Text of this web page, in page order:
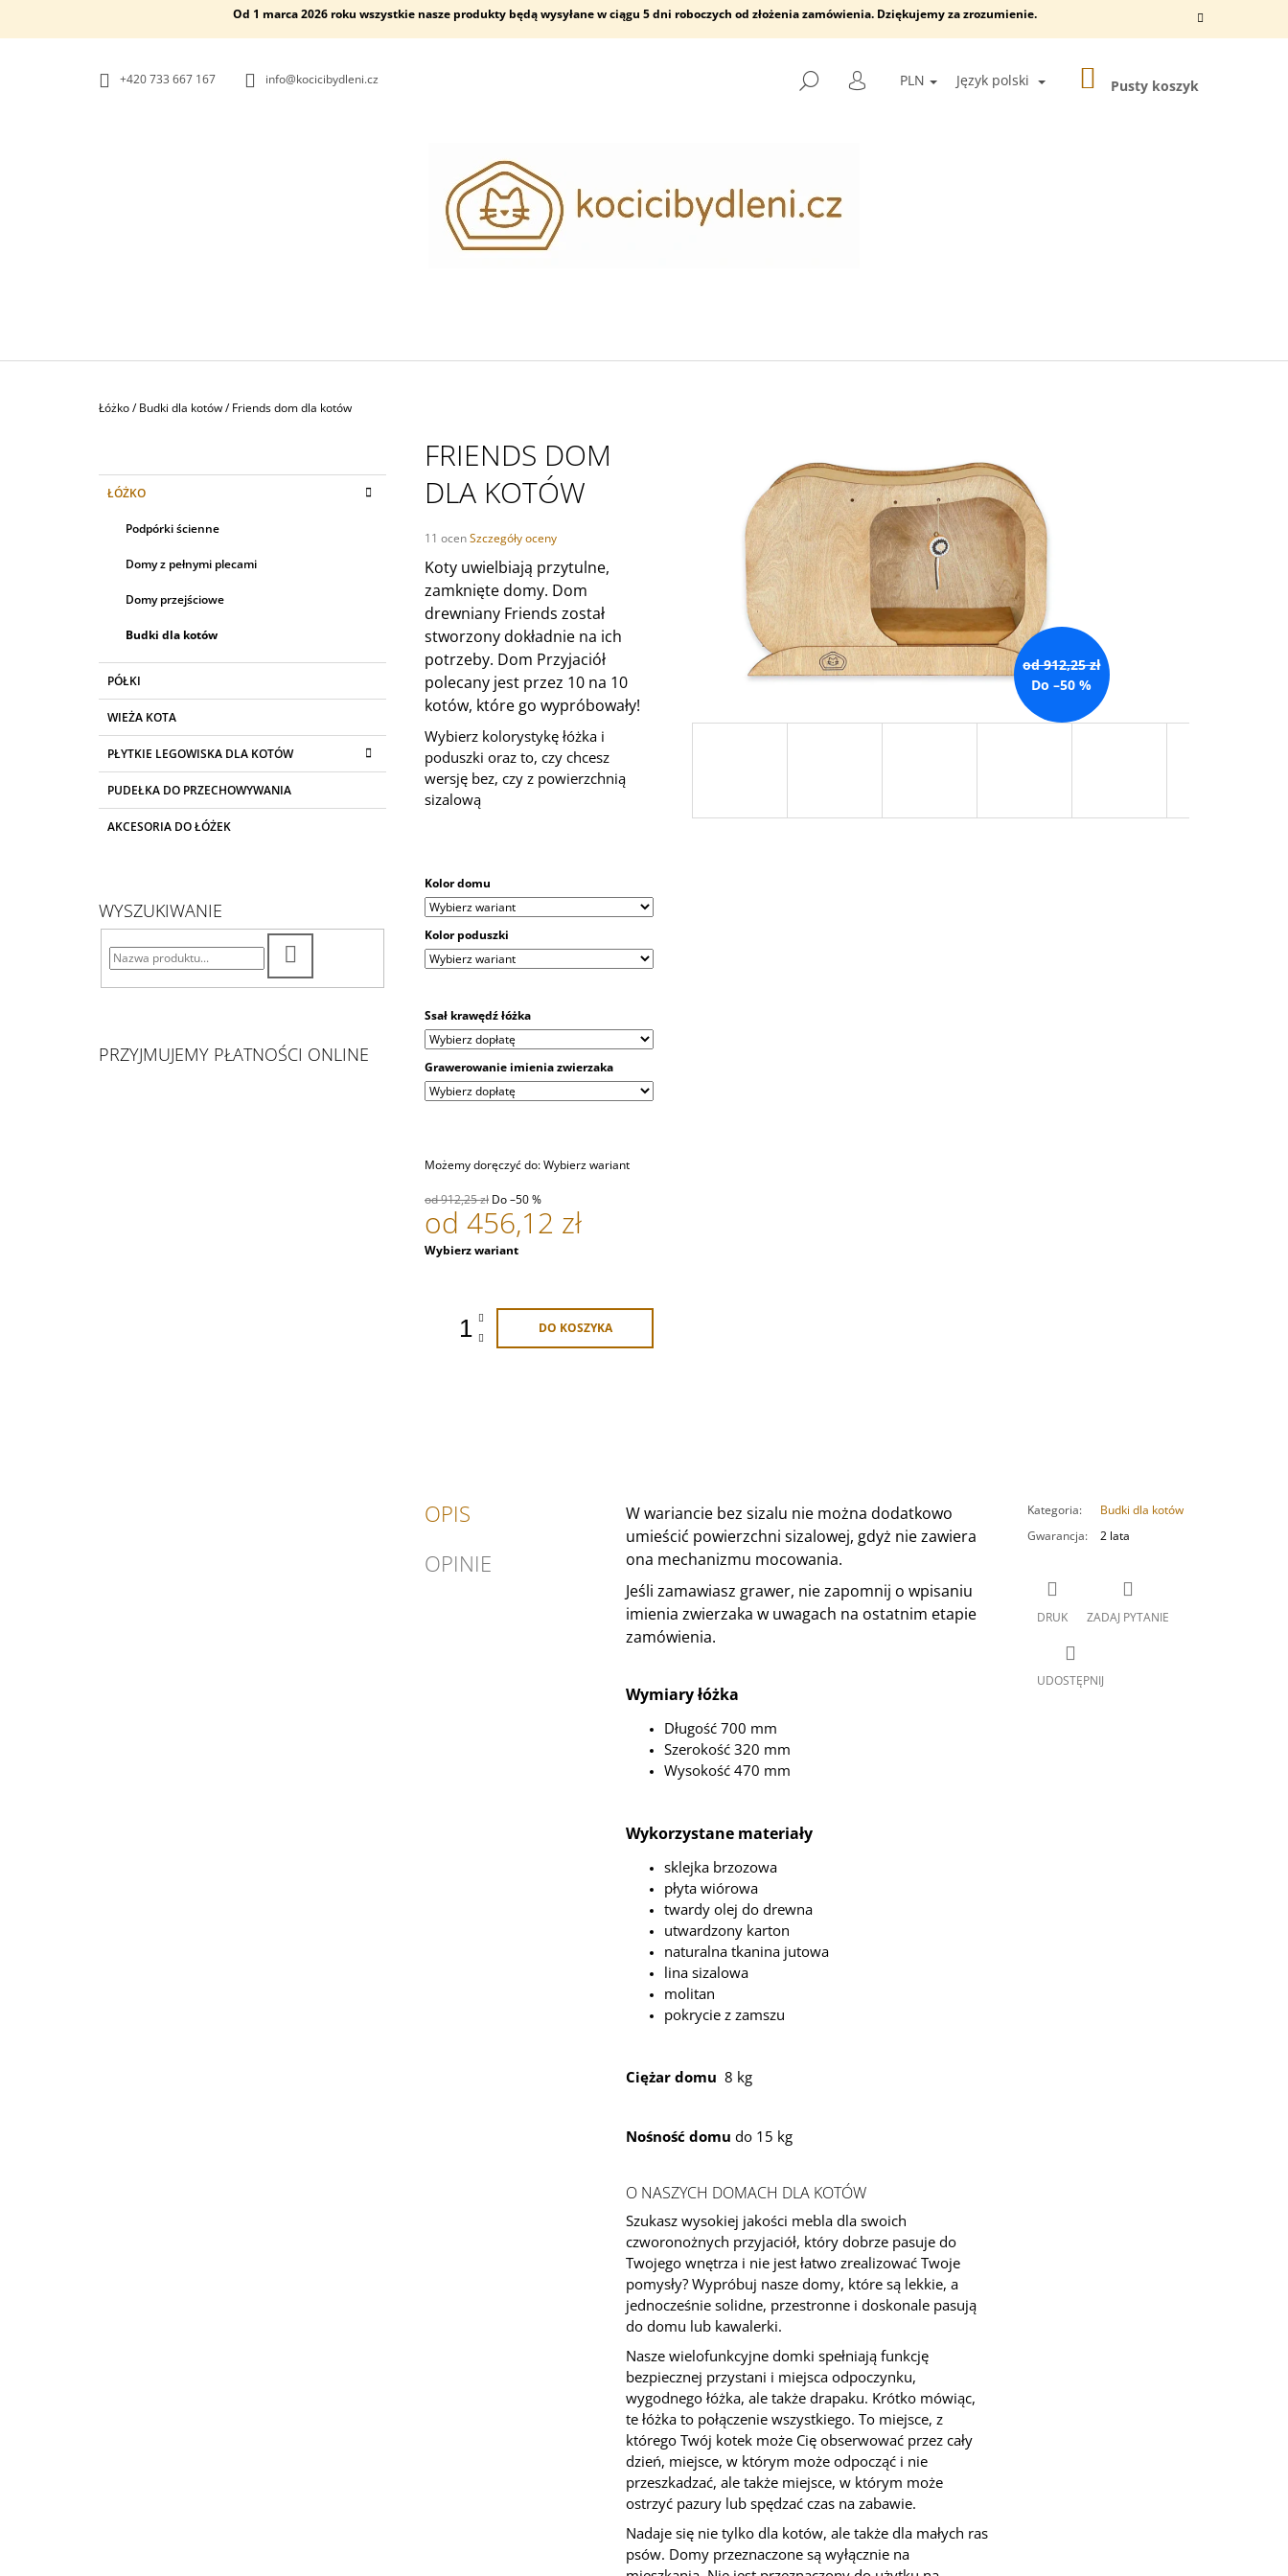
treści
Od 1 marca 2026 roku wszystkie nasze produkty będą wysyłane w ciągu 5 dni roboczych od złożenia zamówienia. Dziękujemy za zrozumienie.
+420 733 667 167 info@kocicibydleni.cz SZUKAJ
ZALOGUJ
PLN Język polski KOSZYK
Pusty koszyk
Home
Łóżko/ Budki dla kotów/ Friends dom dla kotów
kategorie
K
AŁÓŻKO
Podpórki ścienne
Domy z pełnymi plecami
Domy przejściowe
Budki dla kotów
PÓŁKI
WIEŻA KOTA
PŁYTKIE LEGOWISKA DLA KOTÓW
PUDEŁKA DO PRZECHOWYWANIA
AKCESORIA DO ŁÓŻEK
WYSZUKIWANIE
PRZYJMUJEMY PŁATNOŚCI ONLINE
FRIENDS DOM
DLA KOTÓW
Średnia
produktu
wynosi
4,5
na
5
gwiazdek.
11 ocenSzczegóły oceny
od 912,25 zł
Do –50 %
Koty uwielbiają przytulne,
zamknięte domy. Dom
drewniany Friends został
stworzony dokładnie na ich
potrzeby. Dom Przyjaciół
polecany jest przez 10 na 10
kotów, które go wypróbowały!
Wybierz kolorystykę łóżka i
poduszki oraz to, czy chcesz
wersję bez, czy z powierzchnią
sizalową
Kolor domu
Kolor poduszki
Ssał krawędź łóżka
Grawerowanie imienia zwierzaka
Możemy doręczyć do:Wybierz wariant
od 912,25 zł Do –50 %
od 456,12 zł
Cena
Wybierz wariant
DO KOSZYKA
OPIS
OPINIE
W wariancie bez sizalu nie można dodatkowo
umieścić powierzchni sizalowej, gdyż nie zawiera
ona mechanizmu mocowania.
Jeśli zamawiasz grawer, nie zapomnij o wpisaniu
imienia zwierzaka w uwagach na ostatnim etapie
zamówienia.
Wymiary łóżka
Długość 700 mm
Szerokość 320 mm
Wysokość 470 mm
Wykorzystane materiały
sklejka brzozowa
płyta wiórowa
twardy olej do drewna
utwardzony karton
naturalna tkanina jutowa
lina sizalowa
molitan
pokrycie z zamszu
Ciężar domu 8 kg
Nośność domu do 15 kg
O NASZYCH DOMACH DLA KOTÓW
Szukasz wysokiej jakości mebla dla swoich
czworonożnych przyjaciół, który dobrze pasuje do
Twojego wnętrza i nie jest łatwo zrealizować Twoje
pomysły? Wypróbuj nasze domy, które są lekkie, a
jednocześnie solidne, przestronne i doskonale pasują
do domu lub kawalerki.
Nasze wielofunkcyjne domki spełniają funkcję
bezpiecznej przystani i miejsca odpoczynku,
wygodnego łóżka, ale także drapaku. Krótko mówiąc,
te łóżka to połączenie wszystkiego. To miejsce, z
którego Twój kotek może Cię obserwować przez cały
dzień, miejsce, w którym może odpocząć i nie
przeszkadzać, ale także miejsce, w którym może
ostrzyć pazury lub spędzać czas na zabawie.
Nadaje się nie tylko dla kotów, ale także dla małych ras
psów. Domy przeznaczone są wyłącznie na
Kategoria:
Budki dla kotów
Gwarancja: 2 lata
DRUK ZADAJ PYTANIE
UDOSTĘPNIJ
O Z
Z
POLECAMY
WIEŻA DLA KOTÓW ELLIPSE
126,14 zł